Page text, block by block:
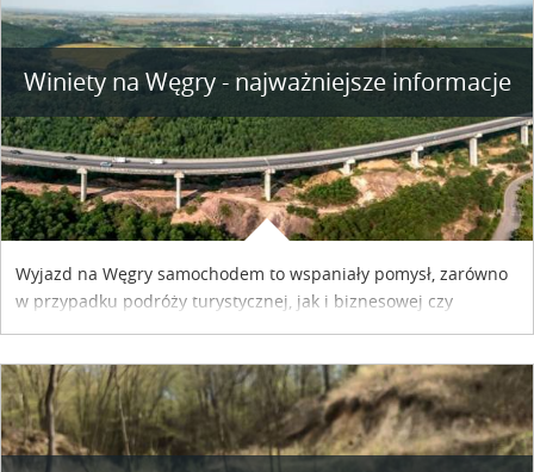
Winiety na Węgry - najważniejsze informacje
Wyjazd na Węgry samochodem to wspaniały pomysł, zarówno
w przypadku podróży turystycznej, jak i biznesowej czy
służbowej. Pamiętać tylko trzeba o wykupieniu winiety, co
współpracy reklamowej z Hungary Vignette.